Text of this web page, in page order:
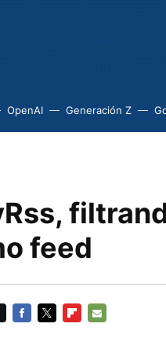
OpenAI Generación Z
feed